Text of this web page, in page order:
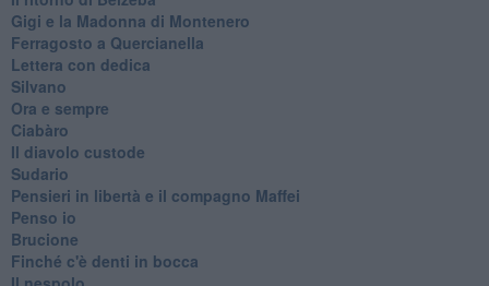
Gigi e la Madonna di Montenero
Ferragosto a Quercianella
Lettera con dedica
Silvano
Ora e sempre
Ciabàro
Il diavolo custode
Sudario
Pensieri in libertà e il compagno Maffei
Penso io
Brucione
Finché c'è denti in bocca